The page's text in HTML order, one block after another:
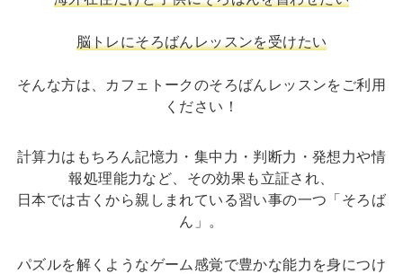
脳トレにそろばんレッスンを受けたい
そんな方は、カフェトークのそろばんレッスンをご利用
ください！
計算力はもちろん記憶力・集中力・判断力・発想力や情
報処理能力など、その効果も立証され、
日本では古くから親しまれている習い事の一つ「そろば
ん」。
パズルを解くようなゲーム感覚で豊かな能力を身につけ